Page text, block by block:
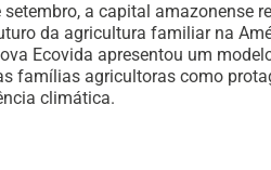
setembro, a capital amazonense
da agricultura familiar na
Ecovida apresentou um
famílias agricultoras como
climática.